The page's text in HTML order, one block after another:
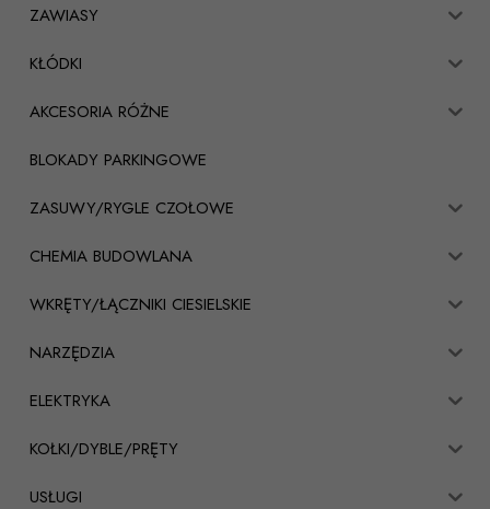
ZAWIASY
KŁÓDKI
AKCESORIA RÓŻNE
BLOKADY PARKINGOWE
ZASUWY/RYGLE CZOŁOWE
CHEMIA BUDOWLANA
WKRĘTY/ŁĄCZNIKI CIESIELSKIE
NARZĘDZIA
ELEKTRYKA
KOŁKI/DYBLE/PRĘTY
USŁUGI